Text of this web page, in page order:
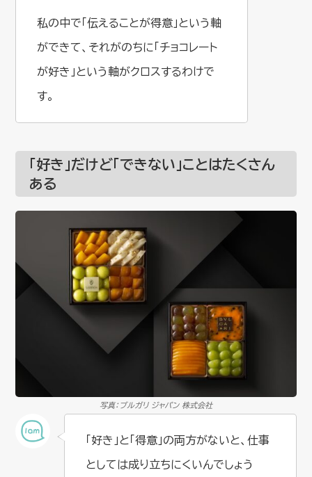
私の中で「伝えることが得意」という軸
ができて、それがのちに「チョコレート
が好き」という軸がクロスするわけで
す。
「好き」だけど「できない」ことはたくさん
ある
写真：ブルガリ ジャパン 株式会社
「好き」と「得意」の両方がないと、仕事
としては成り立ちにくいんでしょう